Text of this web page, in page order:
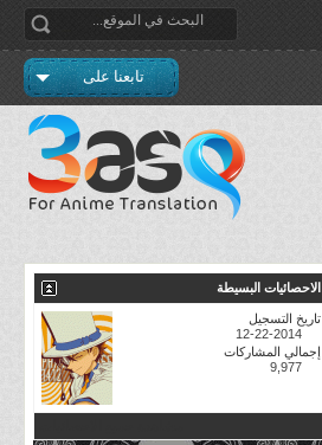
تابعنا على
الاحصائيات البسيطة
تاريخ التسجيل
12-22-2014
إجمالي المشاركات
9,977